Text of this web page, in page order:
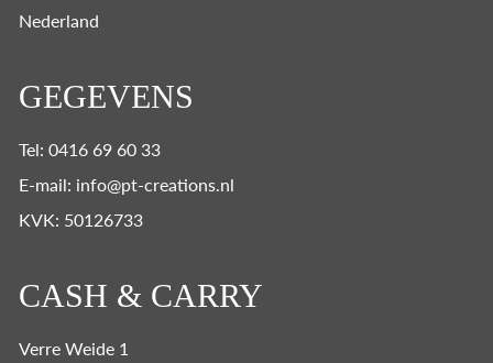
Nederland
GEGEVENS
Tel: 0416 69 60 33
E-mail: info@pt-creations.nl
KVK: 50126733
CASH & CARRY
Verre Weide 1